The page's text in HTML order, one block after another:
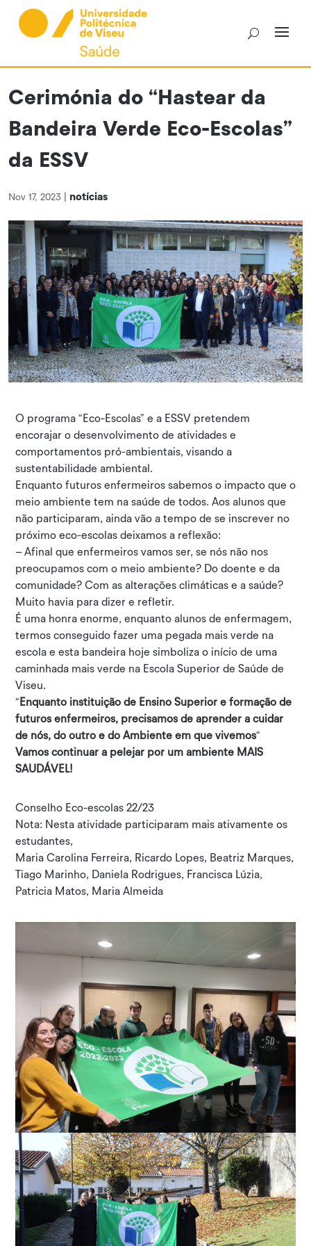
content
Cerimónia do “Hastear da
Bandeira Verde Eco-Escolas”
da ESSV
Nov 17, 2023 notícias
O programa “Eco-Escolas” e a ESSV pretendem
encorajar o desenvolvimento de atividades e
comportamentos pró-ambientais, visando a
sustentabilidade ambiental.
Enquanto futuros enfermeiros sabemos o impacto que o
meio ambiente tem na saúde de todos. Aos alunos que
não participaram, ainda vão a tempo de se inscrever no
próximo eco-escolas deixamos a reflexão:
– Afinal que enfermeiros vamos ser, se nós não nos
preocupamos com o meio ambiente? Do doente e da
comunidade? Com as alterações climáticas e a saúde?
Muito havia para dizer e refletir.
É uma honra enorme, enquanto alunos de enfermagem,
termos conseguido fazer uma pegada mais verde na
escola e esta bandeira hoje simboliza o início de uma
caminhada mais verde na Escola Superior de Saúde de
Viseu.
“ Enquanto instituição de Ensino Superior e formação de
futuros enfermeiros, precisamos de aprender a cuidar
de nós, do outro e do Ambiente em que vivemos“
Vamos continuar a pelejar por um ambiente MAIS
SAUDÁVEL!
Conselho Eco-escolas 22/23
Nota: Nesta atividade participaram mais ativamente os
estudantes,
Maria Carolina Ferreira, Ricardo Lopes, Beatriz Marques,
Tiago Marinho, Daniela Rodrigues, Francisca Lúzia,
Patricia Matos, Maria Almeida